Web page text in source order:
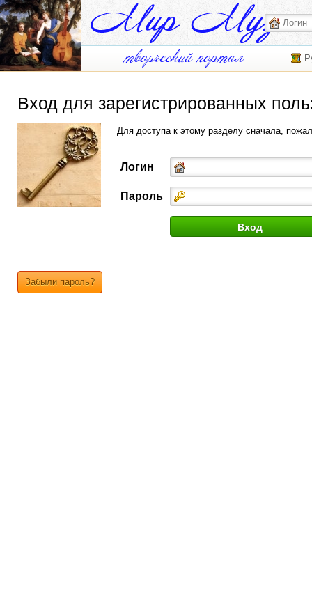
Вход для зарегистрированных
Для доступа к этому разделу сначала,
Логин
Пароль
Забыли пароль?